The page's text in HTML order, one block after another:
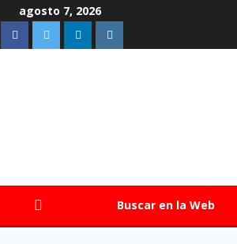
agosto 7, 2026
Buscar en la Web